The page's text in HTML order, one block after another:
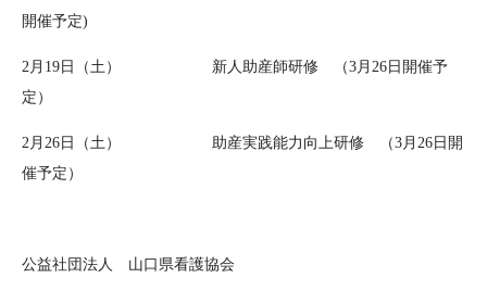
開催予定)
2月19日（土） 新人助産師研修 （3月26日開催予
定）
2月26日（土） 助産実践能力向上研修 （3月26日開
催予定）
公益社団法人 山口県看護協会